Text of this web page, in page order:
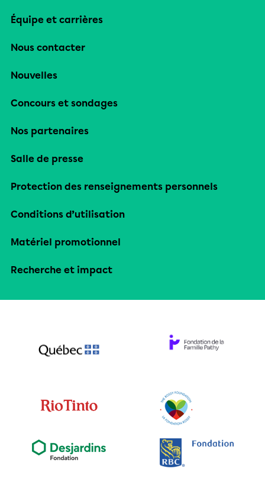
Équipe et carrières
Nous contacter
Nouvelles
Concours et sondages
Nos partenaires
Salle de presse
Protection des renseignements personnels
Conditions d’utilisation
Matériel promotionnel
Recherche et impact